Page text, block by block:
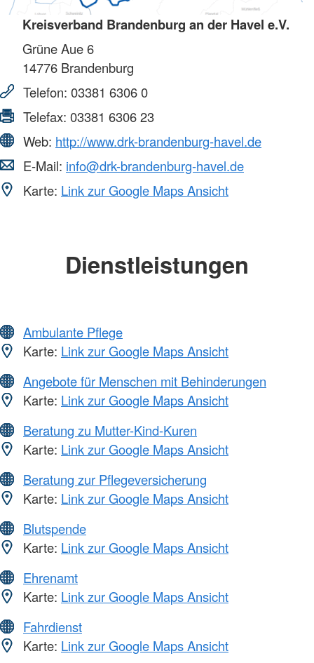
Kreisverband Brandenburg an der Havel e.V.
Grüne Aue 6
14776 Brandenburg
Telefon: 03381 6306 0
Telefax: 03381 6306 23
Web: http://www.drk-brandenburg-havel.de
E-Mail: info@drk-brandenburg-havel.de
Karte: Link zur Google Maps Ansicht
Dienstleistungen
Ambulante Pflege
Karte: Link zur Google Maps Ansicht
Angebote für Menschen mit Behinderungen
Karte: Link zur Google Maps Ansicht
Beratung zu Mutter-Kind-Kuren
Karte: Link zur Google Maps Ansicht
Beratung zur Pflegeversicherung
Karte: Link zur Google Maps Ansicht
Blutspende
Karte: Link zur Google Maps Ansicht
Ehrenamt
Karte: Link zur Google Maps Ansicht
Fahrdienst
Karte: Link zur Google Maps Ansicht